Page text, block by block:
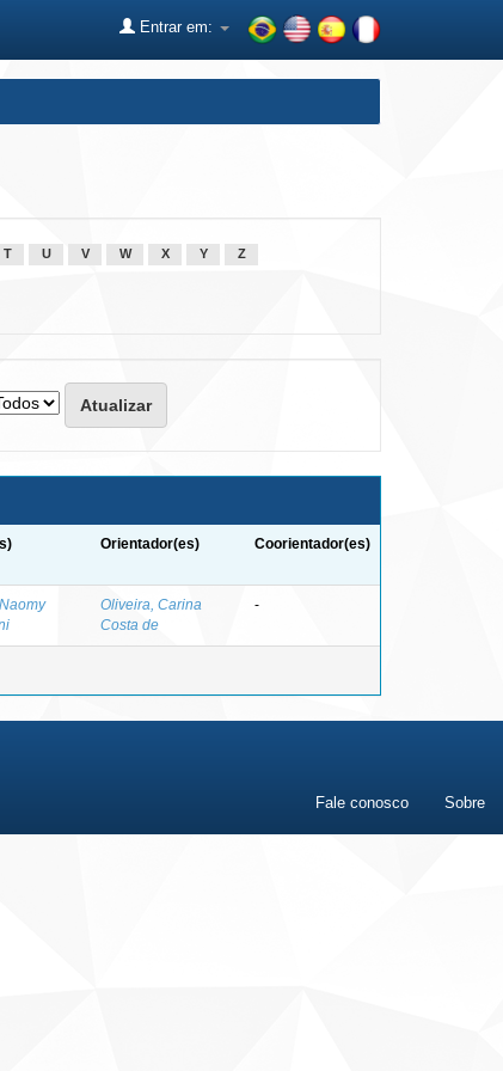
Entrar em:
T U V W X Y Z
Orientador(es) Coorientador(es)
Oliveira, Carina
Costa de
-
Fale conosco Sobre